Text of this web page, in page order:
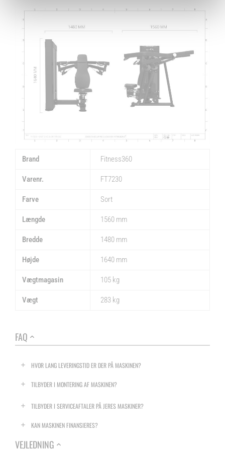
Brand Fitness360
Varenr. FT7230
Farve Sort
Længde 1560 mm
Bredde 1480 mm
Højde 1640 mm
Vægtmagasin 105 kg
Vægt 283 kg
FAQ
HVOR LANG LEVERINGSTID ER DER PÅ MASKINEN?
TILBYDER I MONTERING AF MASKINEN?
TILBYDER I SERVICEAFTALER PÅ JERES MASKINER?
KAN MASKINEN FINANSIERES?
VEJLEDNING